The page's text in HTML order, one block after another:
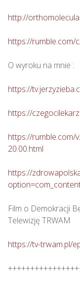
http://
https://rumble.com/
O wyroku na mnie :
https://
https://
https://rumble.com/
20.00.html
https://
Film o Demokracji
Telewizję TRWAM
https://tv-trwam.pl/